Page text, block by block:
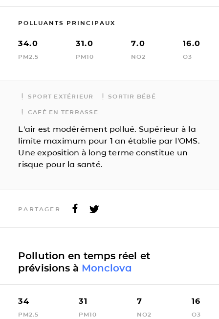
POLLUANTS PRINCIPAUX
34.0
PM2.5
31.0
PM10
7.0
NO2
16.0
O3
SPORT EXTÉRIEUR SORTIR BÉBÉ
CAFÉ EN TERRASSE
L'air est modérément pollué. Supérieur à la
limite maximum pour 1 an établie par l'OMS.
Une exposition à long terme constitue un
risque pour la santé.
PARTAGER
Pollution en temps réel et
prévisions à Monclova
34
PM2.5
31
PM10
7
NO2
16
O3